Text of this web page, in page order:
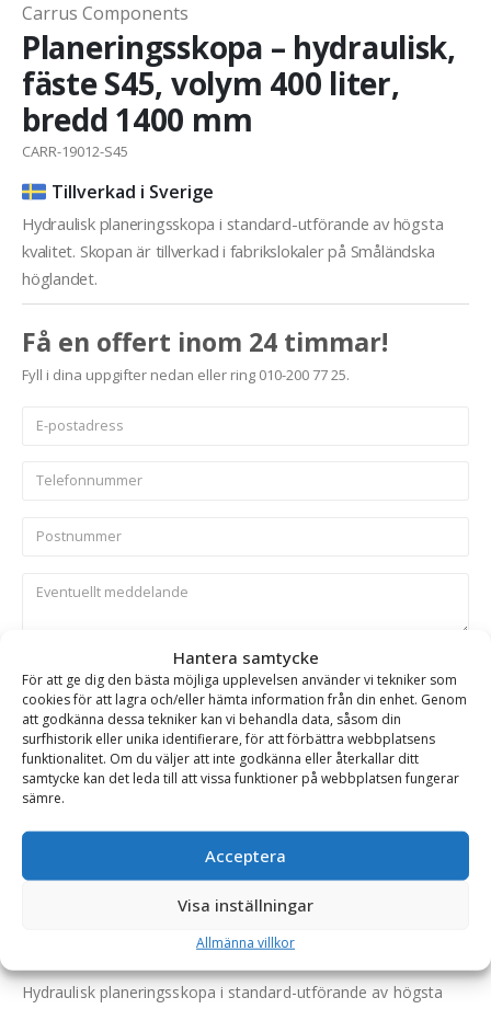
Hantera samtycke
För att ge dig den bästa möjliga upplevelsen använder vi tekniker som
cookies för att lagra och/eller hämta information från din enhet. Genom
att godkänna dessa tekniker kan vi behandla data, såsom din
surfhistorik eller unika identifierare, för att förbättra webbplatsens
funktionalitet. Om du väljer att inte godkänna eller återkallar ditt
samtycke kan det leda till att vissa funktioner på webbplatsen fungerar
sämre.
Acceptera
Visa inställningar
Allmänna villkor
Carrus Components
Planeringsskopa – hydraulisk,
fäste S45, volym 400 liter,
bredd 1400 mm
CARR-19012-S45
Tillverkad i Sverige
Hydraulisk planeringsskopa i standard-utförande av högsta
kvalitet. Skopan är tillverkad i fabrikslokaler på Småländska
höglandet.
Få en offert inom 24 timmar!
Fyll i dina uppgifter nedan eller ring 010-200 77 25.
Se alla produkter inom samma kategori
Hydrauliska Planeringsskopor
Hydraulisk planeringsskopa i standard-utförande av högsta